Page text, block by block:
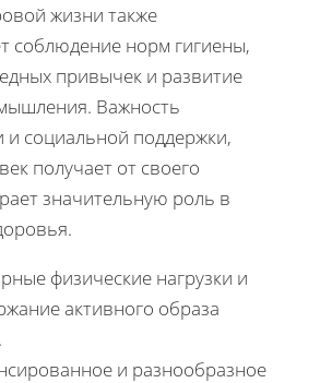
жизни также
соблюдение норм гигиены,
привычек и развитие
Важность
и социальной поддержки,
получает от своего
значительную роль в
физические нагрузки и
активного образа
и разнообразное